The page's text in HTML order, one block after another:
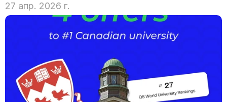
27 апр. 2026 г.